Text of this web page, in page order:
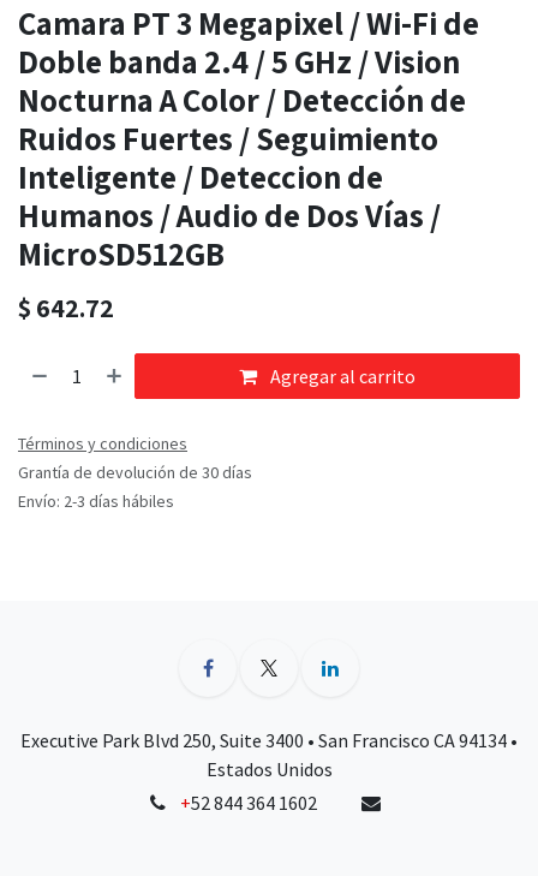
Camara PT 3 Megapixel / Wi-Fi de
Doble banda 2.4 / 5 GHz / Vision
Nocturna A Color / Detección de
Ruidos Fuertes / Seguimiento
Inteligente / Deteccion de
Humanos / Audio de Dos Vías /
MicroSD512GB
$ 642.72
Agregar al carrito
Términos y condiciones
Grantía de devolución de 30 días
Envío: 2-3 días hábiles
Executive Park Blvd 250, Suite 3400 • San Francisco CA 94134 •
Estados Unidos
+52 844 364 1602